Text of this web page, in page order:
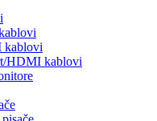
kablovi
HDMI kablovi